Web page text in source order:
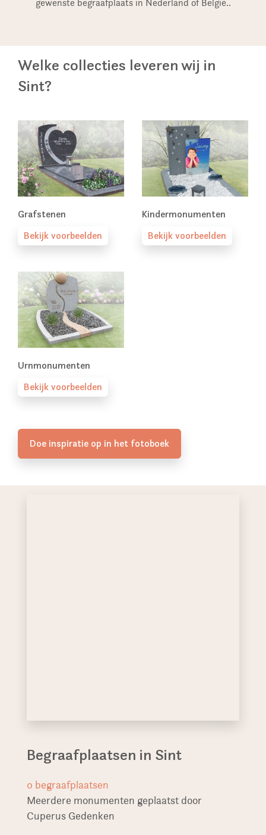
gewenste begraafplaats in Nederland of België..
Welke collecties leveren wij in
Sint?
Grafstenen
Bekijk voorbeelden
Kindermonumenten
Bekijk voorbeelden
Urnmonumenten
Bekijk voorbeelden
Doe inspiratie op in het fotoboek
Begraafplaatsen in Sint
0 begraafplaatsen
Meerdere monumenten geplaatst door
Cuperus Gedenken